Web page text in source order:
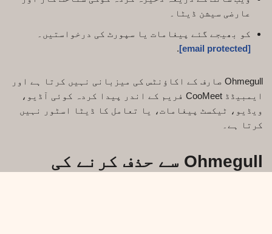
عارضی سیشن ڈیٹا۔
کو بھیجے گئے پیغامات یا سپورٹ کی درخواستیں۔
[email protected]
.
Ohmegull صارف کے اکاؤنٹس کی میزبانی نہیں کرتا ہے اور
ایمبیڈڈ CooMeet فریم کے اندر پیدا کردہ کوئی آڈیو،
ویڈیو، ٹیکسٹ پیغامات، یا تعامل کا ڈیٹا اسٹور نہیں
کرتا ہے۔
Ohmegull سے حذف کرنے کی